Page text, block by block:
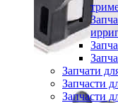
Запчати
Запчасти
Запчасти